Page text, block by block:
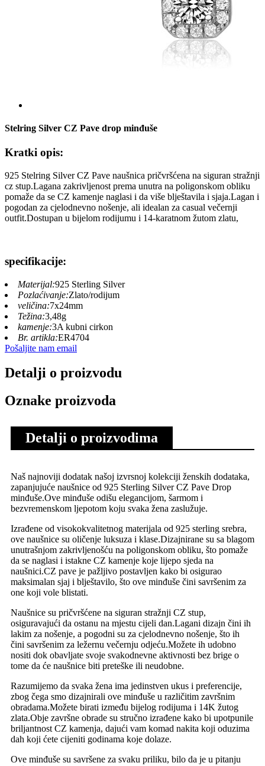
Stelring Silver CZ Pave drop minđuše
Kratki opis:
925 Stelring Silver CZ Pave naušnica pričvršćena na siguran stražnji
cz stup.Lagana zakrivljenost prema unutra na poligonskom obliku
pomaže da se CZ kamenje naglasi i da više blještavila i sjaja.Lagan i
pogodan za cjelodnevno nošenje, ali idealan za casual večernji
outfit.Dostupan u bijelom rodijumu i 14-karatnom žutom zlatu,
specifikacije:
Materijal:925 Sterling Silver
Pozlaćivanje:Zlato/rodijum
veličina:7x24mm
Težina:3,48g
kamenje:3A kubni cirkon
Br. artikla:ER4704
Pošaljite nam email
Detalji o proizvodu
Oznake proizvoda
Detalji o proizvodima
Naš najnoviji dodatak našoj izvrsnoj kolekciji ženskih dodataka,
zapanjujuće naušnice od 925 Sterling Silver CZ Pave Drop
minđuše.Ove minđuše odišu elegancijom, šarmom i
bezvremenskom ljepotom koju svaka žena zaslužuje.
Izrađene od visokokvalitetnog materijala od 925 sterling srebra,
ove naušnice su oličenje luksuza i klase.Dizajnirane su sa blagom
unutrašnjom zakrivljenošću na poligonskom obliku, što pomaže
da se naglasi i istakne CZ kamenje koje lijepo sjeda na
naušnici.CZ pave je pažljivo postavljen kako bi osigurao
maksimalan sjaj i blještavilo, što ove minđuše čini savršenim za
one koji vole blistati.
Naušnice su pričvršćene na siguran stražnji CZ stup,
osiguravajući da ostanu na mjestu cijeli dan.Lagani dizajn čini ih
lakim za nošenje, a pogodni su za cjelodnevno nošenje, što ih
čini savršenim za ležernu večernju odjeću.Možete ih udobno
nositi dok obavljate svoje svakodnevne aktivnosti bez brige o
tome da će naušnice biti preteške ili neudobne.
Razumijemo da svaka žena ima jedinstven ukus i preferencije,
zbog čega smo dizajnirali ove minđuše u različitim završnim
obradama.Možete birati između bijelog rodijuma i 14K žutog
zlata.Obje završne obrade su stručno izrađene kako bi upotpunile
briljantnost CZ kamenja, dajući vam komad nakita koji oduzima
dah koji ćete cijeniti godinama koje dolaze.
Ove minđuše su savršene za svaku priliku, bilo da je u pitanju